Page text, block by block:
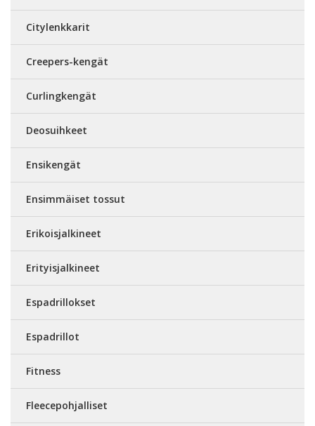
Citylenkkarit
Creepers-kengät
Curlingkengät
Deosuihkeet
Ensikengät
Ensimmäiset tossut
Erikoisjalkineet
Erityisjalkineet
Espadrillokset
Espadrillot
Fitness
Fleecepohjalliset